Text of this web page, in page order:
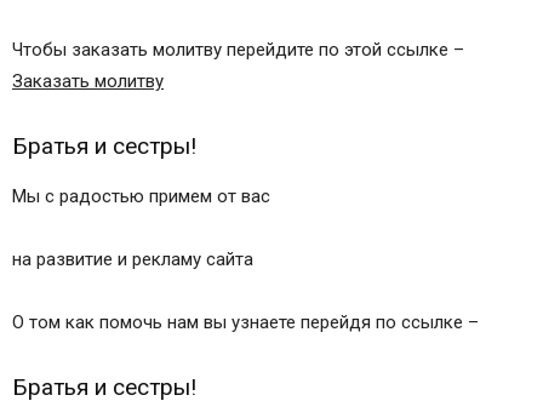
Чтобы заказать молитву перейдите по этой ссылке –
Заказать молитву
Братья и сестры!
Мы с радостью примем от вас
на развитие и рекламу сайта
О том как помочь нам вы узнаете перейдя по ссылке –
Братья и сестры!